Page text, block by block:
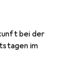
bei der
im